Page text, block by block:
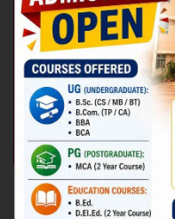
नीर_का_तीर
मध्यप्रदेश
विदेश
उत्तर प्रदेश